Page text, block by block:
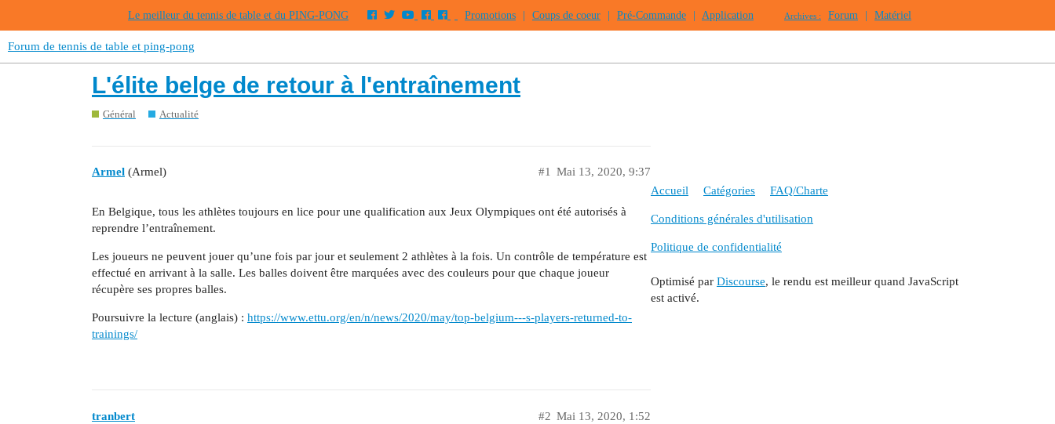
Le meilleur du tennis de table et du PING-PONG Promotions Coups de coeur Pré-Commande Application Archives : Forum Matériel
Forum de tennis de table et ping-pong
L'élite belge de retour à l'entraînement
Général Actualité
Armel (Armel) Mai 13, 2020, 9:37
#1
En Belgique, tous les athlètes toujours en lice pour une qualification aux Jeux Olympiques ont été autorisés à
reprendre l’entraînement.
Les joueurs ne peuvent jouer qu’une fois par jour et seulement 2 athlètes à la fois. Un contrôle de température est
effectué en arrivant à la salle. Les balles doivent être marquées avec des couleurs pour que chaque joueur
récupère ses propres balles.
Poursuivre la lecture (anglais) : https://www.ettu.org/en/n/news/2020/may/top-belgium---s-players-returned-to-
trainings/
tranbert Mai 13, 2020, 1:52
#2
Accueil Catégories FAQ/Charte
Conditions générales d'utilisation
Politique de confidentialité
Optimisé par Discourse, le rendu est meilleur quand JavaScript
est activé.